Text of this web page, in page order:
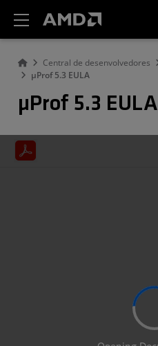
Central de desenvolvedores
µProf 5.3 EULA
µProf 5.3 EULA